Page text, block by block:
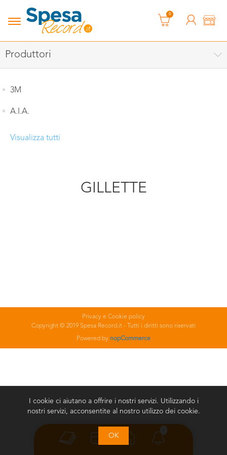
0
Produttori
3M
A.I.A.
Visualizza tutti
GILLETTE
Privacy e Cookie policy
Copyright © 2019 Spesa Record.it - Tutti i diritti sono riservati
Powered by nopCommerce
I cookie ci aiutano a offrire i nostri servizi. Utilizzando i
nostri servizi, acconsentite al nostro utilizzo dei cookie.
OK